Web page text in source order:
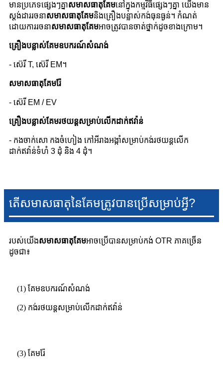
មានប្រភេទផ្សេងៗគ្នាសមាសធាតុគែមនៅក្នុងកម្មវិធីផ្សេងៗគ្នា យើងមាន
ស្តង់ដាររចនាសមាសធាតុគែមនិងគ្រឿងបន្លាស់កង់ធុនធ្ងន់។ កំណត់
ដោយការរចនាសមាសធាតុគែមអាចត្រូវបានចាត់ថ្នាក់ដូចខាងក្រោម។
គ្រឿងបន្លាស់គែមឧបករណ៍សំណង់
- ស៊េរី T, ស៊េរី EM។
សមាសធាតុគែមរ៉ែ
- ស៊េរី EM / EV
គ្រឿងបន្លាស់គែមរថយន្តសម្រាប់លើកដាក់ឥវ៉ាន់
- កងចាក់សោ កងចំហៀង កៅអីរាងអង្កាំសម្រាប់កង់រថយន្តលើក
ដាក់ឥវ៉ាន់ទំហំ 3 ដុំ និង 4 ដុំ។
តើសមាសធាតុនៃគែមត្រូវបានប្រើសម្រាប់អ្វី?
របស់យើងសមាសធាតុគែមអាចប្រើបានសម្រាប់កង់ OTR ភាគច្រើន
ដូចជា៖
(1) គែមឧបករណ៍សំណង់
(2) កង់រថយន្តសម្រាប់លើកដាក់ឥវ៉ាន់
(3) គែម​រ៉ែ